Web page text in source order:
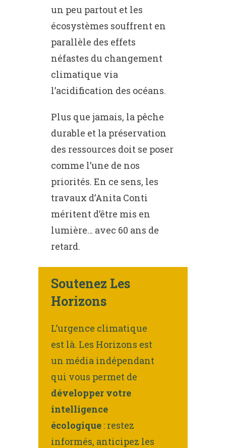
un peu partout et les
écosystèmes souffrent en
parallèle des effets
néfastes du changement
climatique via
l’acidification des océans.
Plus que jamais, la pêche
durable et la préservation
des ressources doit se poser
comme l’une de nos
priorités. En ce sens, les
travaux d’Anita Conti
méritent d’être mis en
lumière… avec 60 ans de
retard.
Soutenez Les
Horizons
L’urgence climatique
est là. Les Horizons est
un média indépendant
qui vous permet de
développer votre
intelligence
écologique : restez
informés, anticipez les